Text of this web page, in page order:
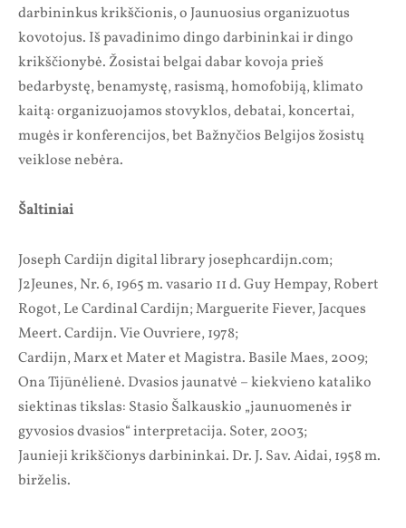
darbininkus krikščionis, o Jaunuosius organizuotus
kovotojus. Iš pavadinimo dingo darbininkai ir dingo
krikščionybė. Žosistai belgai dabar kovoja prieš
bedarbystę, benamystę, rasismą, homofobiją, klimato
kaitą: organizuojamos stovyklos, debatai, koncertai,
mugės ir konferencijos, bet Bažnyčios Belgijos žosistų
veiklose nebėra.
Šaltiniai
Joseph Cardijn digital library josephcardijn.com;
J2Jeunes, Nr. 6, 1965 m. vasario 11 d. Guy Hempay, Robert
Rogot, Le Cardinal Cardijn; Marguerite Fiever, Jacques
Meert. Cardijn. Vie Ouvriere, 1978;
Cardijn, Marx et Mater et Magistra. Basile Maes, 2009;
Ona Tijūnėlienė. Dvasios jaunatvė – kiekvieno kataliko
siektinas tikslas: Stasio Šalkauskio „jaunuomenės ir
gyvosios dvasios“ interpretacija. Soter, 2003;
Jaunieji krikščionys darbininkai. Dr. J. Sav. Aidai, 1958 m.
birželis.